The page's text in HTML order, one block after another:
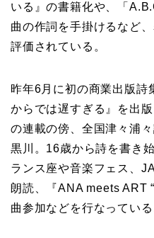
いる』の書籍化や、「
曲の作詞を手掛けるなど
評価されている。
昨年6月に初の商業出版詩
からでは遅すぎる』を出
の連載の傍、全国津々浦
黒川。16歳から詩を書き
ランス座や音楽フェス、
朗読、『ANA meets ART
曲参加などを行なっている